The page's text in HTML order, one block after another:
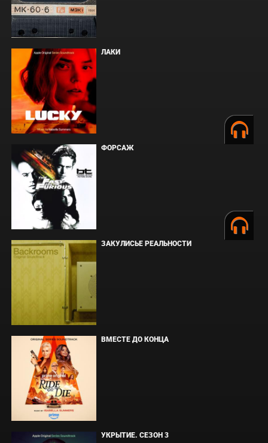
ЛАКИ
ФОРСАЖ
ЗАКУЛИСЬЕ РЕАЛЬНОСТИ
ВМЕСТЕ ДО КОНЦА
УКРЫТИЕ. СЕЗОН 3